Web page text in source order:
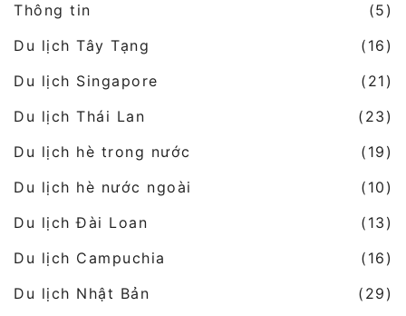
Thông tin
(5)
Du lịch Tây Tạng
(16)
Du lịch Singapore
(21)
Du lịch Thái Lan
(23)
Du lịch hè trong nước
(19)
Du lịch hè nước ngoài
(10)
Du lịch Đài Loan
(13)
Du lịch Campuchia
(16)
Du lịch Nhật Bản
(29)